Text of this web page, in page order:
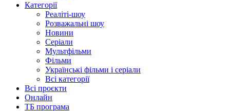
Категорії
Реаліті-шоу
Розважальні шоу
Новини
Серіали
Мультфільми
Фільми
Українські фільми і серіали
Всі категорії
Всі проєкти
Онлайн
ТБ програма